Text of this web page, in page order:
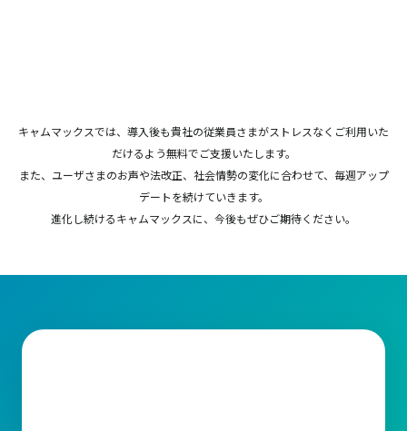
キャムマックスでは、導入後も貴社の従業員さまがストレスなくご利用いた
だけるよう無料でご支援いたします。
また、ユーザさまのお声や法改正、社会情勢の変化に合わせて、毎週アップ
デートを続けていきます。
進化し続けるキャムマックスに、今後もぜひご期待ください。